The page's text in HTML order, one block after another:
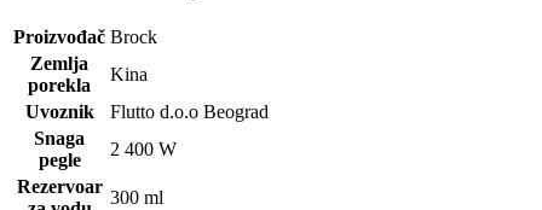
Proizvođač Brock
Zemlja
porekla
Kina
Uvoznik
Flutto d.o.o Beograd
Snaga
pegle
2 400 W
Rezervoar
300 ml